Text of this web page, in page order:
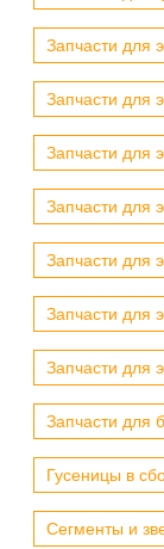
Запчасти для
Запчасти для
Запчасти для
Запчасти для
Запчасти для
Запчасти для
Запчасти для
Запчасти для
Гусеницы в
Сегменты и